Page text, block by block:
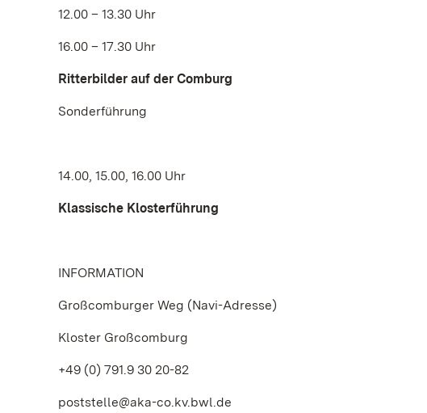
12.00 – 13.30 Uhr
16.00 – 17.30 Uhr
Ritterbilder auf der Comburg
Sonderführung
14.00, 15.00, 16.00 Uhr
Klassische Klosterführung
INFORMATION
Großcomburger Weg (Navi-Adresse)
Kloster Großcomburg
+49 (0) 791.9 30 20-82
poststelle@aka-co.kv.bwl.de